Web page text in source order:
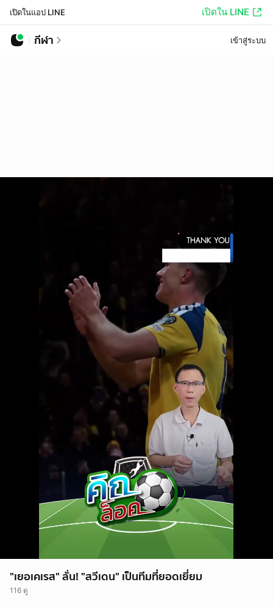
เปิดในแอป LINE เปิดใน LINE
กีฬา เข้าสู่ระบบ
"เยอเคเรส" ลั่น! "สวีเดน" เป็นทีมที่ยอดเยี่ยม
116 ดู